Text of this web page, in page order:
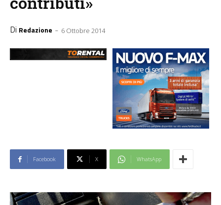
Di Redazione - 6 Ottobre 2014
Facebook X WhatsApp